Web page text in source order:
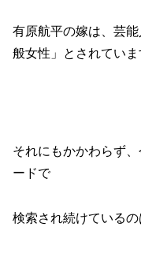
有原航平の嫁は、芸
般女性」とされていま
それにもかかわらず
ードで
検索され続けているの